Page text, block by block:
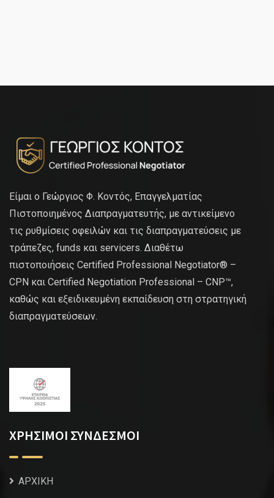
Είμαι ο Γεώργιος Φ. Κοντός, Επαγγελματίας
Πιστοποιημένος Διαπραγματευτής, με αντικείμενο
τις ρυθμίσεις οφειλών και τις διαπραγματεύσεις με
τράπεζες, funds και servicers. Διαθέτω
πιστοποιήσεις Certified Professional Negotiator® –
CPN και Certified Negotiation Professional – CNP™,
καθώς και εξειδικευμένη εκπαίδευση στη στρατηγική
διαπραγματεύσεων.
ΧΡΗΣΙΜΟΙ ΣΥΝΔΕΣΜΟΙ
ΑΡΧΙΚΗ